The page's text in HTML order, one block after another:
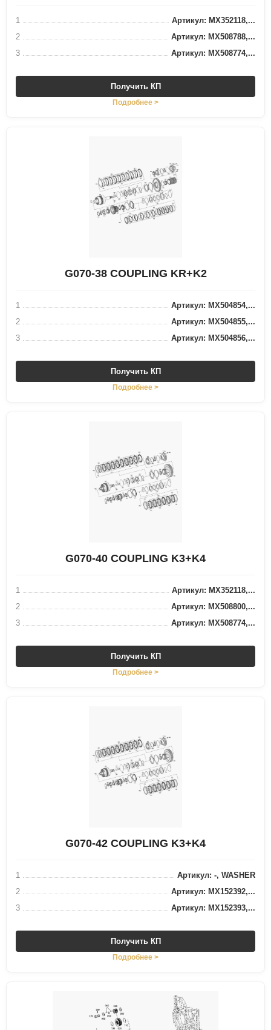
1
Артикул: MX352118,...
2
Артикул: MX508788,...
3
Артикул: MX508774,...
Получить КП
Подробнее >
G070-38 COUPLING KR+K2
1
Артикул: MX504854,...
2
Артикул: MX504855,...
3
Артикул: MX504856,...
Получить КП
Подробнее >
G070-40 COUPLING K3+K4
1
Артикул: MX352118,...
2
Артикул: MX508800,...
3
Артикул: MX508774,...
Получить КП
Подробнее >
G070-42 COUPLING K3+K4
1
Артикул: -, WASHER
2
Артикул: MX152392,...
3
Артикул: MX152393,...
Получить КП
Подробнее >